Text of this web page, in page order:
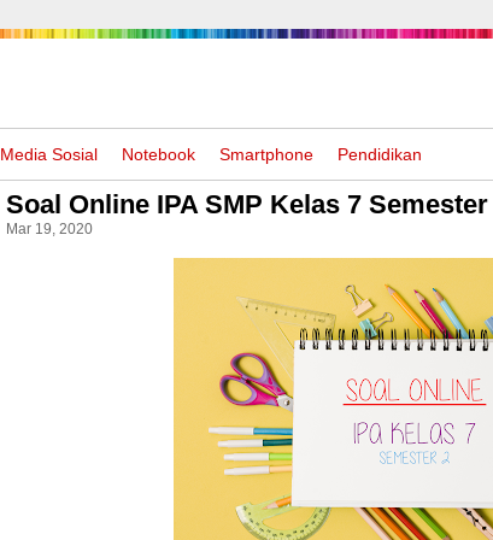
Media Sosial Notebook Smartphone Pendidikan
Soal Online IPA SMP Kelas 7 Semester
Mar 19, 2020